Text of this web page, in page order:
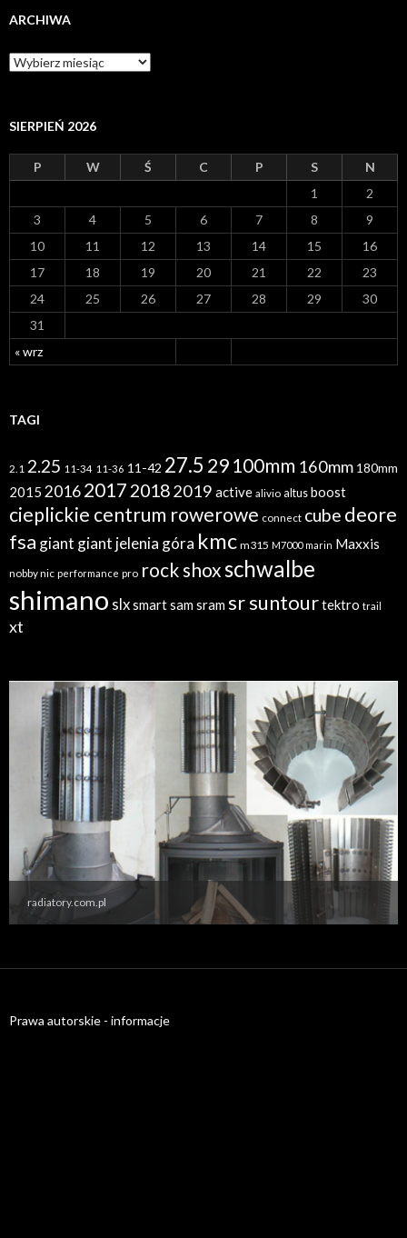
ARCHIWA
A
r
i
a
SIERPIEŃ 2026
P W Ś C P S N
« wrz
1
2
3
4 5 6 7 8
9
10
11 12 13 14 15
16
17
18 19 20 21 22
23
24
25 26 27 28 29
30
31
TAGI
2.1 2.25 11-34 11-36 11-42 27.5 29 100mm 160mm 180mm
2015 20162017 20182019 active alivio altus boost
cieplickie centrum rowerowe connect cube deore
fsa giant giant jelenia góra kmc m315 M7000 marin Maxxis
nobby nic performance pro rock shoxschwalbe
shimano slxsmart sam sramsr suntourtektro trail
xt
radiatory.com.pl
Prawa autorskie - informacje